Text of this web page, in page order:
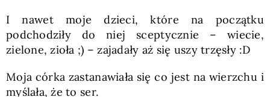
I nawet moje dzieci, które na początku
podchodziły do niej sceptycznie – wiecie,
zielone, zioła ;) – zajadały aż się uszy trzęsły :D
Moja córka zastanawiała się co jest na wierzchu i
myślała, że to ser.